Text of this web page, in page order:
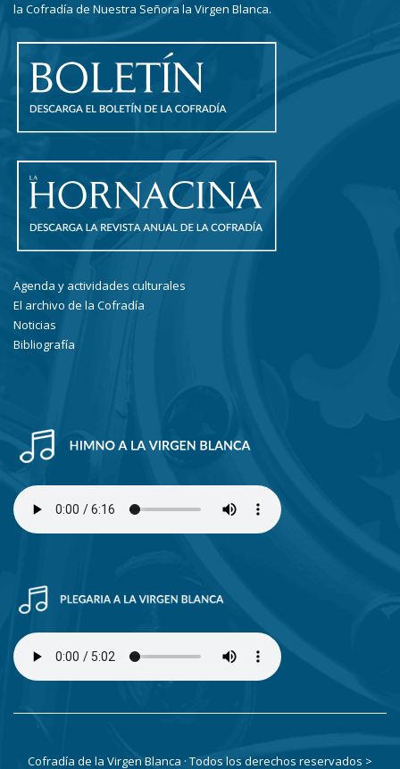
la Cofradía de Nuestra Señora la Virgen Blanca.
Agenda y actividades culturales
El archivo de la Cofradía
Noticias
Bibliografía
Cofradía de la Virgen Blanca · Todos los derechos reservados >